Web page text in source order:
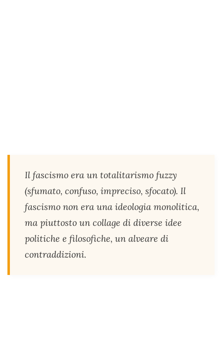
Il fascismo era un totalitarismo fuzzy
(sfumato, confuso, impreciso, sfocato). Il
fascismo non era una ideologia monolitica,
ma piuttosto un collage di diverse idee
politiche e filosofiche, un alveare di
contraddizioni.